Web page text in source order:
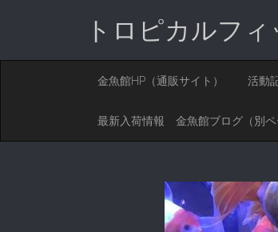
トロピカルフ
M
A
N
O
金魚館HP（通販サイト） 活動
最新入荷情報 金魚館ブログ（別ペ